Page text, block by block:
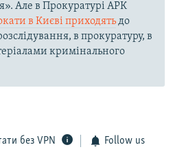
Але в Прокуратурі АРК
в Києві приходятьдо
в прокуратуру, в
кримінального
без VPN Follow us